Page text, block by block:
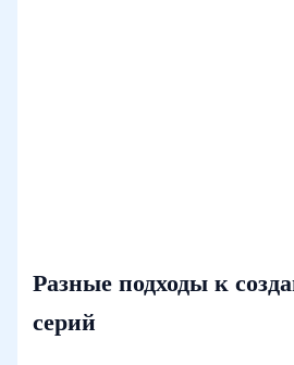
Разные подходы к
серий